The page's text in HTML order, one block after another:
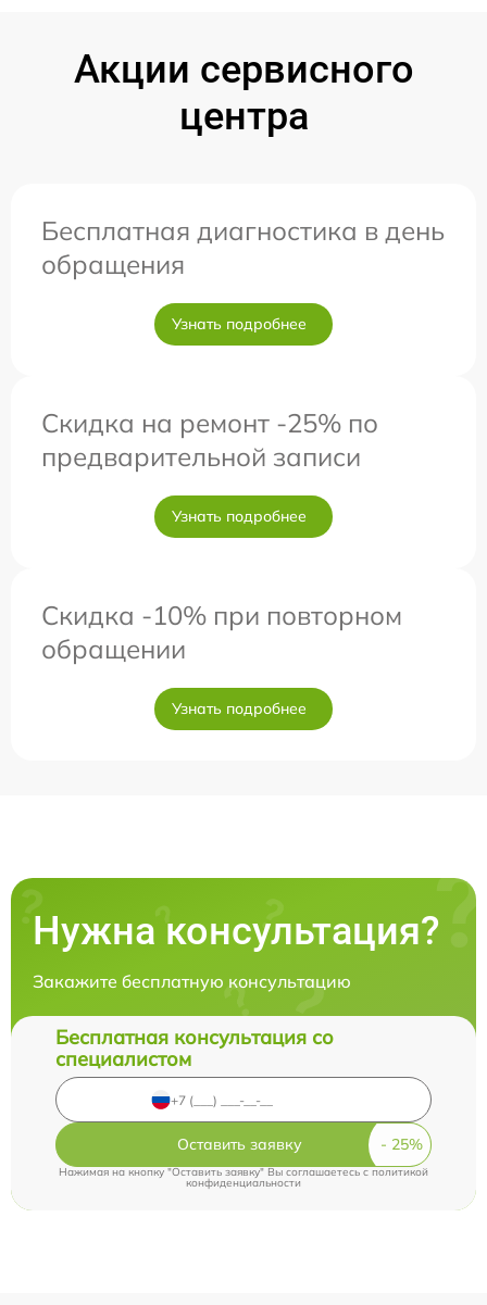
Акции сервисного
центра
Бесплатная диагностика в день
обращения
Узнать подробнее
Скидка на ремонт -25% по
предварительной записи
Узнать подробнее
Скидка -10% при повторном
обращении
Узнать подробнее
Нужна консультация?
Закажите бесплатную консультацию
Бесплатная консультация со
специалистом
Оставить заявку
Нажимая на кнопку "Оставить заявку" Вы соглашаетесь cполитикой
конфиденциальности